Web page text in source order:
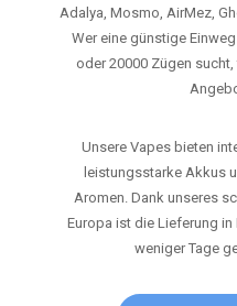
Adalya, Mosmo, AirMez,
Wer eine günstige
oder 20000 Zügen
Unsere Vapes bieten
leistungsstarke Akkus
Aromen. Dank unseres
Europa ist die Lieferung
weniger Tage